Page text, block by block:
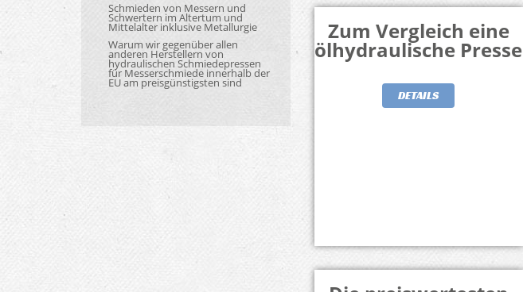
Schmieden von Messern und
Schwertern im Altertum und
Mittelalter inklusive Metallurgie
Warum wir gegenüber allen
anderen Herstellern von
hydraulischen Schmiedepressen
für Messerschmiede innerhalb der
EU am preisgünstigsten sind
Zum Vergleich eine
ölhydraulische Presse
DETAILS